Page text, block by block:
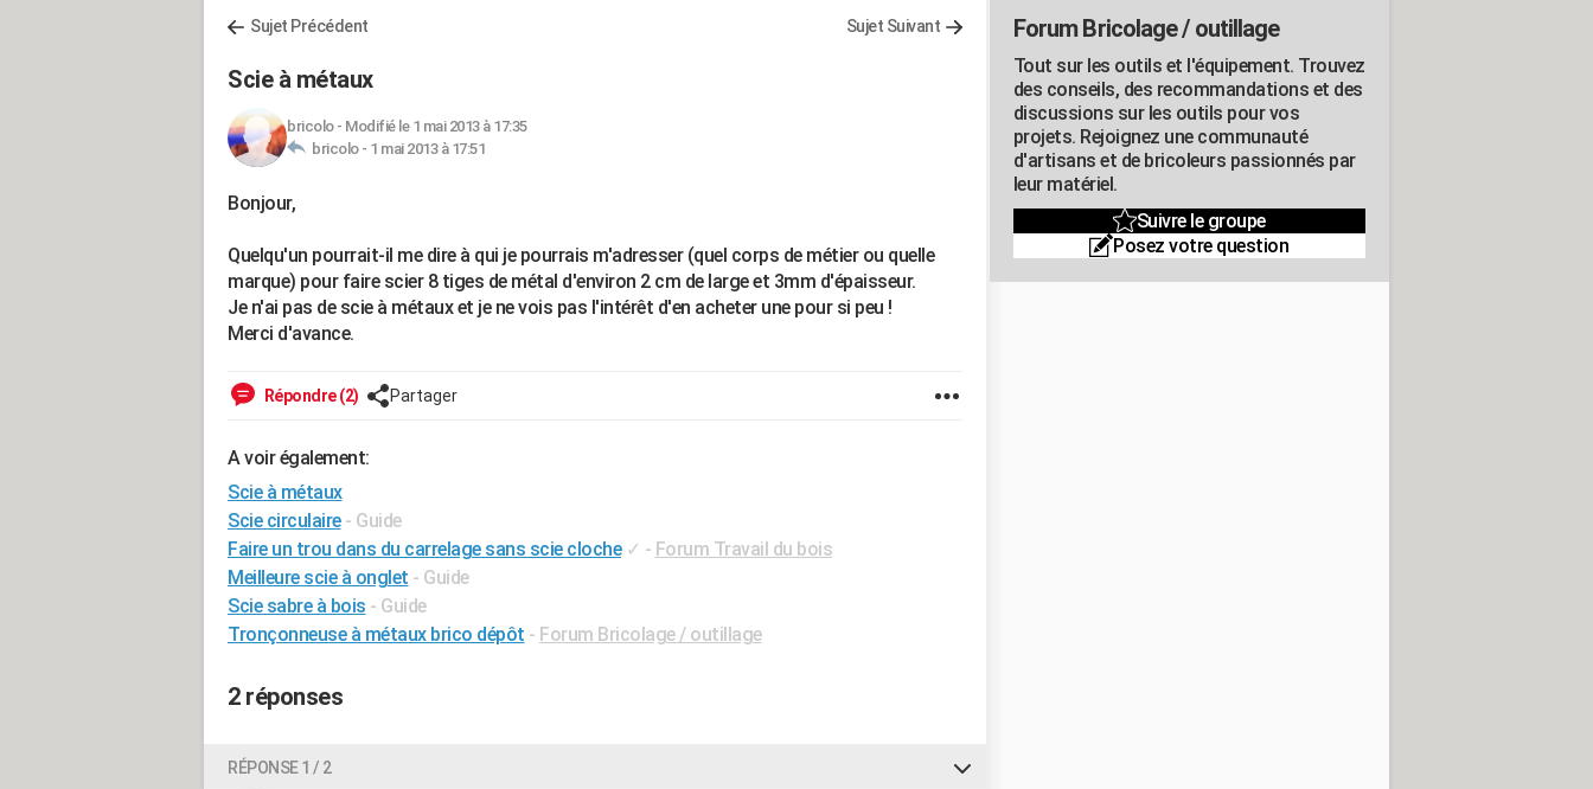
Sujet Précédent Sujet Suivant
Scie à métaux
bricolo- Modifié le 1 mai 2013 à 17:35
bricolo - 1 mai 2013 à 17:51
Bonjour,
Quelqu'un pourrait-il me dire à qui je pourrais m'adresser (quel corps de métier ou quelle
marque) pour faire scier 8 tiges de métal d'environ 2 cm de large et 3mm d'épaisseur.
Je n'ai pas de scie à métaux et je ne vois pas l'intérêt d'en acheter une pour si peu !
Merci d'avance.
Répondre (2) Partager
A voir également:
Scie à métaux
Scie circulaire - Guide
Faire un trou dans du carrelage sans scie cloche ✓ - Forum Travail du bois
Meilleure scie à onglet - Guide
Scie sabre à bois - Guide
Tronçonneuse à métaux brico dépôt - Forum Bricolage / outillage
2 réponses
RÉPONSE 1 / 2
Forum Bricolage / outillage
Tout sur les outils et l'équipement. Trouvez
des conseils, des recommandations et des
discussions sur les outils pour vos
projets. Rejoignez une communauté
d'artisans et de bricoleurs passionnés par
leur matériel.
Suivre le groupe
Posez votre question